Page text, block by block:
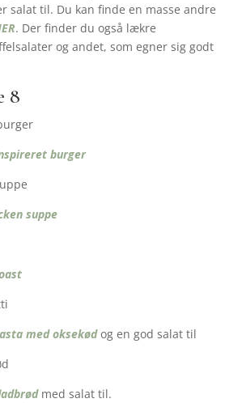
salat til. Du kan finde en masse andre
. Der finder du også lækre
og andet, som egner sig godt
8
burger
suppe
med oksekødog en god salat til
med salat til.